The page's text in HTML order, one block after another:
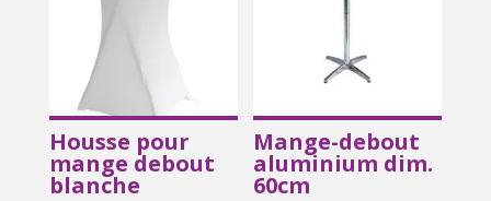
Housse pour
mange debout
blanche
Mange-debout
aluminium dim.
60cm